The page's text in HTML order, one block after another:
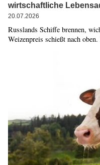
wirtschaftliche
20.07.2026
Russlands Schiffe brennen,
Weizenpreis schießt nach